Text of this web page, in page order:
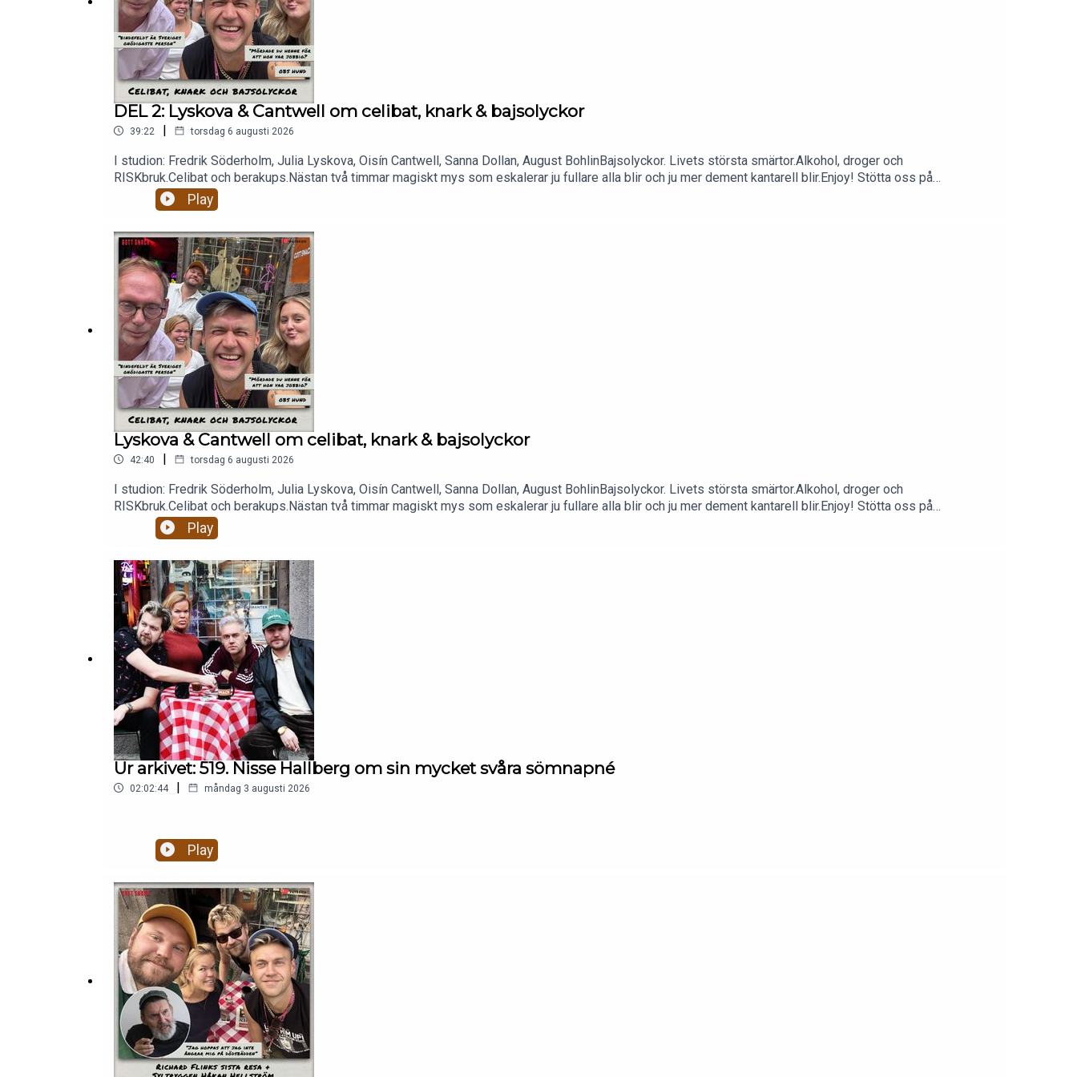
DEL 2: Lyskova & Cantwell om celibat, knark & bajsolyckor
39:22 | torsdag 6 augusti 2026
I studion: Fredrik Söderholm, Julia Lyskova, Oisín Cantwell, Sanna Dollan, August BohlinBajsolyckor. Livets största smärtor.Alkohol, droger och
RISKbruk.Celibat och berakups.Nästan två timmar magiskt mys som eskalerar ju fullare alla blir och ju mer dement kantarell blir.Enjoy! Stötta oss på
patreon.com/gottsnack och få HELA avsnittet!
Play
Lyskova & Cantwell om celibat, knark & bajsolyckor
42:40 | torsdag 6 augusti 2026
I studion: Fredrik Söderholm, Julia Lyskova, Oisín Cantwell, Sanna Dollan, August BohlinBajsolyckor. Livets största smärtor.Alkohol, droger och
RISKbruk.Celibat och berakups.Nästan två timmar magiskt mys som eskalerar ju fullare alla blir och ju mer dement kantarell blir.Enjoy! Stötta oss på
patreon.com/gottsnack och få HELA avsnittet!
Play
Ur arkivet: 519. Nisse Hallberg om sin mycket svåra sömnapné
02:02:44 | måndag 3 augusti 2026
Play